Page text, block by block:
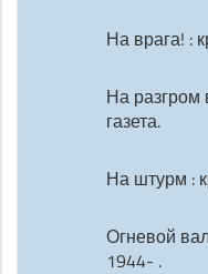
На врага! :
На разгром
газета.
На штурм :
Огневой
1944- .